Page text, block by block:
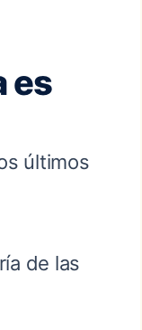
es
últimos
de las